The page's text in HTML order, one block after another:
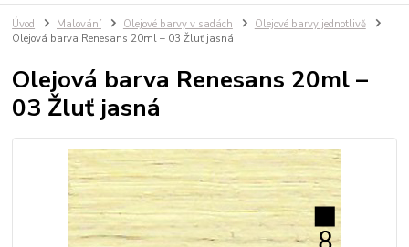
Úvod Malování Olejové barvy v sadách
Olejové barvy jednotlivě
Olejová barva Renesans 20ml – 03 Žluť jasná
Olejová barva Renesans 20ml –
03 Žluť jasná